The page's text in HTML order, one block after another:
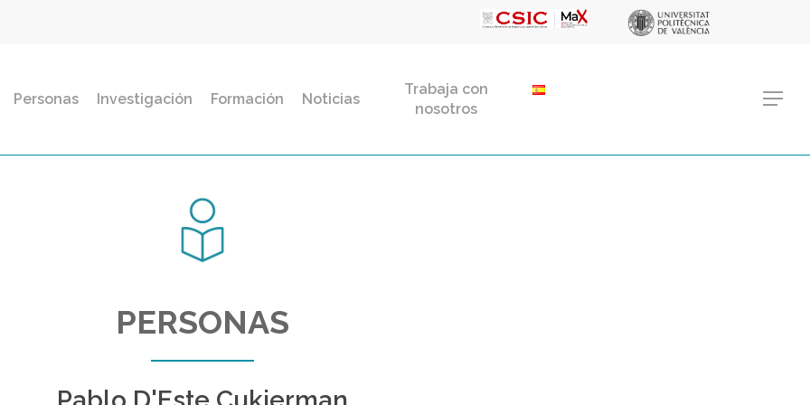
Personas Investigación Formación Noticias
Trabaja con
nosotros
Menu
PERSONAS